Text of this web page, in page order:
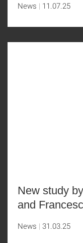
News 11.07.25
New study
and
News 31.03.25